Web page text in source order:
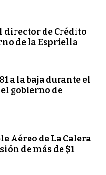
director de Crédito
de la Espriella
a la baja durante el
gobierno de
Aéreo de La Calera
de más de $1